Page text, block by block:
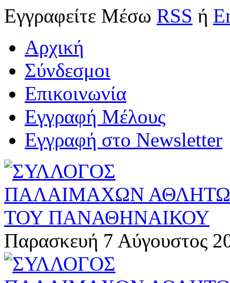
Εγγραφείτε Μέσω RSS ή
Αρχική
Σύνδεσμοι
Επικοινωνία
Εγγραφή Μέλους
Εγγραφή στο Newsletter
Παρασκευή 7 Αύγουστος